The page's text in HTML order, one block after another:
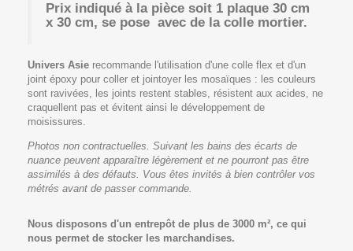
Prix indiqué à la pièce soit 1 plaque 30 cm
x 30 cm, se pose avec de la colle mortier.
Univers Asie recommande l'utilisation d'une colle flex et d'un
joint époxy pour coller et jointoyer les mosaïques : les couleurs
sont ravivées, les joints restent stables, résistent aux acides, ne
craquellent pas et évitent ainsi le développement de
moisissures.
Photos non contractuelles. Suivant les bains des écarts de
nuance peuvent apparaître légèrement et ne pourront pas être
assimilés à des défauts. Vous êtes invités à bien contrôler vos
métrés avant de passer commande.
Nous disposons d'un entrepôt de plus de 3000 m², ce qui
nous permet de stocker les marchandises.